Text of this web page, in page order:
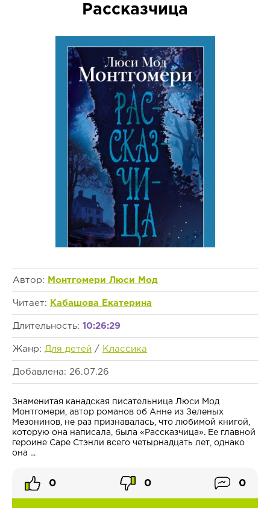
Рассказчица
Автор: Монтгомери Люси Мод
Читает: Кабашова Екатерина
Длительность: 10:26:29
Жанр: Для детей / Классика
Добавлена: 26.07.26
Знаменитая канадская писательница Люси Мод
Монтгомери, автор романов об Анне из Зеленых
Мезонинов, не раз признавалась, что любимой книгой,
которую она написала, была «Рассказчица». Ее главной
героине Саре Стэнли всего четырнадцать лет, однако
она ...
0 0 0